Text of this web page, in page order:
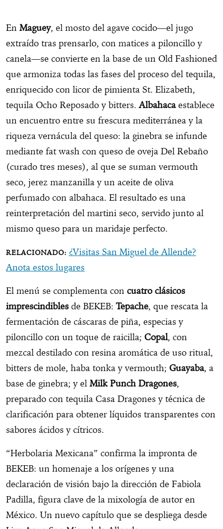
En Maguey, el mosto del agave cocido—el jugo
extraído tras prensarlo, con matices a piloncillo y
canela—se convierte en la base de un Old Fashioned
que armoniza todas las fases del proceso del tequila,
enriquecido con licor de pimienta St. Elizabeth,
tequila Ocho Reposado y bitters.Albahacaestablece
un encuentro entre su frescura mediterránea y la
riqueza vernácula del queso: la ginebra se infunde
mediante fat wash con queso de oveja Del Rebaño
(curado tres meses), al que se suman vermouth
seco, jerez manzanilla y un aceite de oliva
perfumado con albahaca. El resultado es una
reinterpretación del martini seco, servido junto al
mismo queso para un maridaje perfecto.
¿Visitas San Miguel de Allende?
Anota estos lugares
El menú se complementa con cuatro clásicos
imprescindibles de BEKEB:Tepache, que rescata la
fermentación de cáscaras de piña, especias y
piloncillo con un toque de raicilla; Copal, con
mezcal destilado con resina aromática de uso ritual,
bitters de mole, haba tonka y vermouth; Guayaba, a
base de ginebra; y el Milk Punch Dragones,
preparado con tequila Casa Dragones y técnica de
clarificación para obtener líquidos transparentes con
sabores ácidos y cítricos.
“Herbolaria Mexicana” confirma la impronta de
BEKEB: un homenaje a los orígenes y una
declaración de visión bajo la dirección de Fabiola
Padilla, figura clave de la mixología de autor en
México. Un nuevo capítulo que se despliega desde